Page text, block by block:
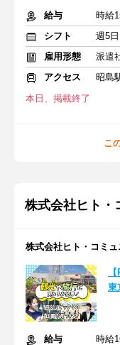
給与
時給
シフト
週5日
雇用形態
派遣
アクセス
昭島
本日、掲載終了
こ
株式会社ヒト・
株式会社ヒト・コミ
東
給与